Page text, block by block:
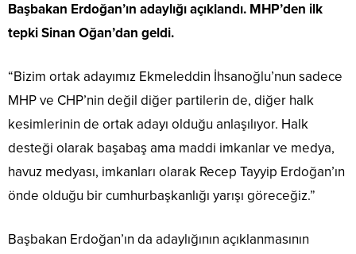
Başbakan Erdoğan’ın adaylığı açıklandı. MHP’den ilk
tepki Sinan Oğan’dan geldi.
“Bizim ortak adayımız Ekmeleddin İhsanoğlu’nun sadece
MHP ve CHP’nin değil diğer partilerin de, diğer halk
kesimlerinin de ortak adayı olduğu anlaşılıyor. Halk
desteği olarak başabaş ama maddi imkanlar ve medya,
havuz medyası, imkanları olarak Recep Tayyip Erdoğan’ın
önde olduğu bir cumhurbaşkanlığı yarışı göreceğiz.”
Başbakan Erdoğan’ın da adaylığının açıklanmasının